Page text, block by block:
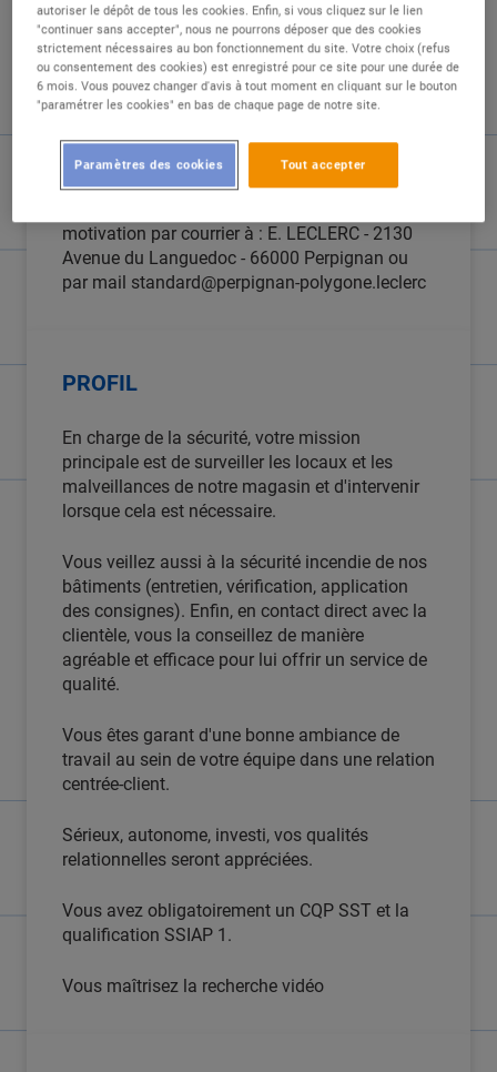
Le centre E. LECLERC Perpignan Polygone
8800 m2 recherche un/une agent de sécurité
ayant SSIAP 1 minimum et carte pro à jour pour
la sécurité des biens et des personnes du
Ce poste est à pourvoir immédiatement. Merci
motivation par courrier à : E. LECLERC - 2130
Avenue du Languedoc - 66000 Perpignan ou
par mail standard@perpignan-polygone.leclerc
PROFIL
En charge de la sécurité, votre mission
principale est de surveiller les locaux et les
malveillances de notre magasin et d'intervenir
lorsque cela est nécessaire.
Vous veillez aussi à la sécurité incendie de nos
bâtiments (entretien, vérification, application
des consignes). Enfin, en contact direct avec la
clientèle, vous la conseillez de manière
agréable et efficace pour lui offrir un service de
qualité.
Vous êtes garant d'une bonne ambiance de
travail au sein de votre équipe dans une relation
centrée-client.
Sérieux, autonome, investi, vos qualités
relationnelles seront appréciées.
Vous avez obligatoirement un CQP SST et la
qualification SSIAP 1.
Vous maîtrisez la recherche vidéo
autoriser le dépôt de tous les cookies. Enfin, si vous cliquez sur le lien
"continuer sans accepter", nous ne pourrons déposer que des cookies
strictement nécessaires au bon fonctionnement du site. Votre choix (refus
ou consentement des cookies) est enregistré pour ce site pour une durée de
6 mois. Vous pouvez changer d'avis à tout moment en cliquant sur le bouton
"paramétrer les cookies" en bas de chaque page de notre site.
Tout accepter
Paramètres des cookies